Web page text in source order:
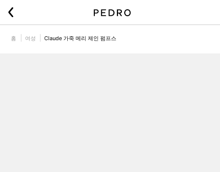
홈 여성 Claude 가죽 메리 제인 펌프스